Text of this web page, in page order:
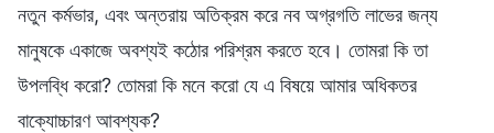
নতুন কর্মভার, এবং অন্তরায় অতিক্রম করে নব অগ্রগতি লাভের জন্য
মানুষকে একাজে অবশ্যই কঠোর পরিশ্রম করতে হবে। তোমরা কি তা
উপলব্ধি করো? তোমরা কি মনে করো যে এ বিষয়ে আমার অধিকতর
বাক্যোচ্চারণ আবশ্যক?